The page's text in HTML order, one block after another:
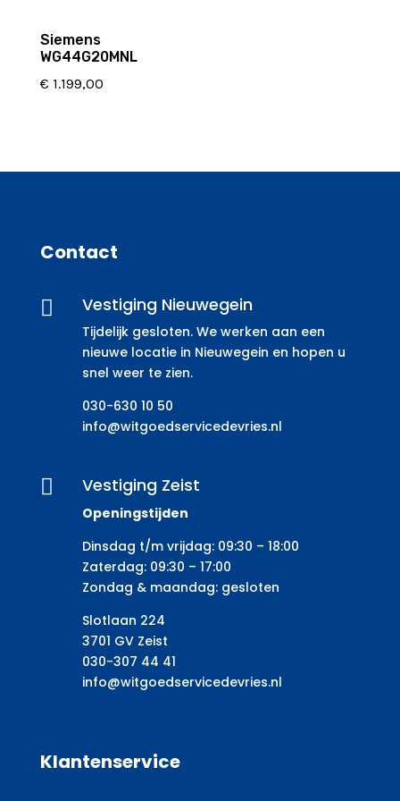
Siemens
WG44G20MNL
€ 1.199,00
Contact
 Vestiging Nieuwegein
Tijdelijk gesloten. We werken aan een
nieuwe locatie in Nieuwegein en hopen u
snel weer te zien.
030-630 10 50
info@witgoedservicedevries.nl
 Vestiging Zeist
Openingstijden
Dinsdag t/m vrijdag: 09:30 – 18:00
Zaterdag: 09:30 – 17:00
Zondag & maandag: gesloten
Slotlaan 224
3701 GV Zeist
030-307 44 41
info@witgoedservicedevries.nl
Klantenservice